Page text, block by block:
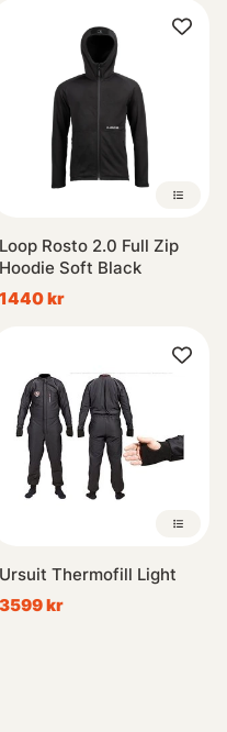
Loop Rosto 2.0 Full Zip
Hoodie Soft Black
1440 kr
Ursuit Thermofill Light
3599 kr